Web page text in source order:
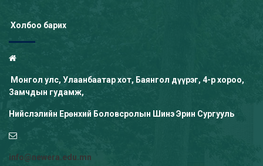
Холбоо барих
Монгол улс, Улаанбаатар хот, Баянгол дүүрэг, 4-р хороо,
Замчдын гудамж,
Нийслэлийн Ерөнхий Боловсролын Шинэ Эрин Сургууль
info@newera.edu.mn